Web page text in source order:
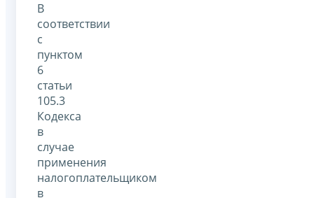
В
соответствии
с
пунктом
6
статьи
105.3
Кодекса
в
случае
применения
налогоплательщиком
в